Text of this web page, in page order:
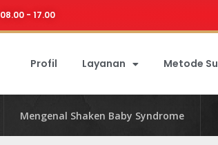
08.00 - 17.00
Profil Layanan Metode
Mengenal Shaken Baby Syndrome